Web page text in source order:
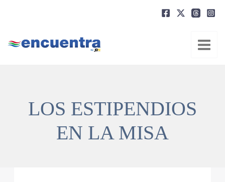
LOS ESTIPENDIOS
EN LA MISA